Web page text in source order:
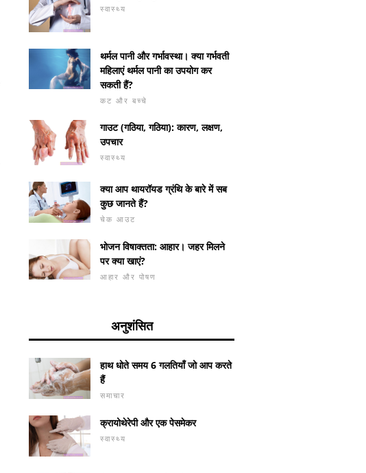
स्वास्थ्य
थर्मल पानी और गर्भावस्था। क्या गर्भवती
महिलाएं थर्मल पानी का उपयोग कर
सकती हैं?
कट और बच्चे
गाउट (गठिया, गठिया): कारण, लक्षण,
उपचार
स्वास्थ्य
क्या आप थायरॉयड ग्रंथि के बारे में सब
कुछ जानते हैं?
चेक आउट
भोजन विषाक्तता: आहार। जहर मिलने
पर क्या खाएं?
आहार और पोषण
अनुशंसित
हाथ धोते समय 6 गलतियाँ जो आप करते
हैं
समाचार
क्रायोथेरेपी और एक पेसमेकर
स्वास्थ्य